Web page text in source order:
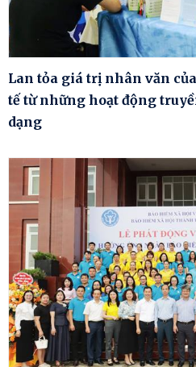
Lan tỏa giá trị nhân văn
tế từ những hoạt động
dạng